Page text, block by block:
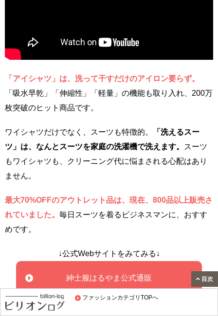
ファッションカテゴリTOPへ
「アイシャツ」は、洗って干すだけのアイロン要らず。
「吸水早乾」「伸縮性」「軽量」の機能も取り入れ、200万
枚突破のヒット商品です。
ワイシャツだけでなく、スーツも特徴的。
「洗えるスー
ツ」は、なんとスーツを家庭の洗濯機で洗えます。
スーツ
もワイシャツも、クリーニング代に悩まされる心配はあり
ません。
最大70%OFFのアウトレット品は、現在、800品以上販売さ
れていました。 毎日スーツを着るビジネスマンに、おすす
めです。
↓公式Webサイトをみてみる↓
紳士服はるやま公式通販
関連記事
目次